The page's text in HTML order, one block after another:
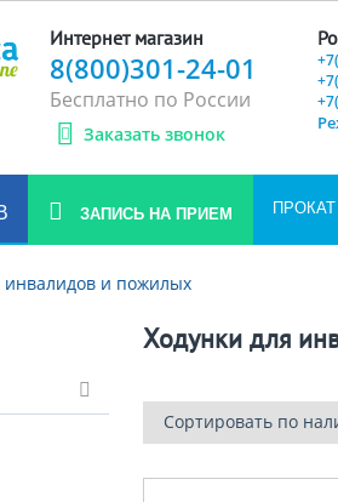
Интернет магазин
8(800)301-24-01
Бесплатно по России
Заказать звонок
ЗАПИСЬ НА ПРИЕМ ПРОКАТ
инвалидов и пожилых
Ходунки для
Сортировать по